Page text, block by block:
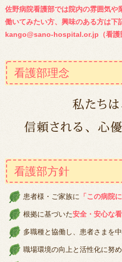
佐野病院看護部では院内の雰囲気や
働いてみたい方、興味のある方は下
kango@sano-hospital.or.jp（看護
看護部理念
看護部方針
患者様・ご家族に 「この病院
根拠に基づいた安全・安心な
多職種と協働し、患者さまを
職場環境の向上と活性化に努め